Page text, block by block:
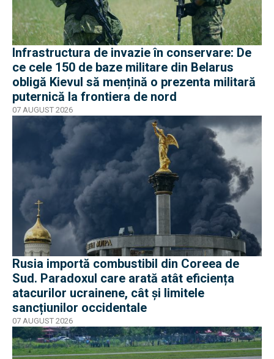
Infrastructura de invazie în conservare: De
ce cele 150 de baze militare din Belarus
obligă Kievul să mențină o prezenta militară
puternică la frontiera de nord
07 AUGUST 2026
Rusia importă combustibil din Coreea de
Sud. Paradoxul care arată atât eficiența
atacurilor ucrainene, cât și limitele
sancțiunilor occidentale
07 AUGUST 2026